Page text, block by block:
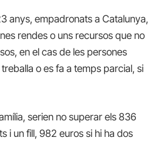
anys, empadronats a Catalunya,
rendes o uns recursos que no
en el cas de les persones
o es fa a temps parcial, si
serien no superar els 836
i un fill, 982 euros si hi ha dos